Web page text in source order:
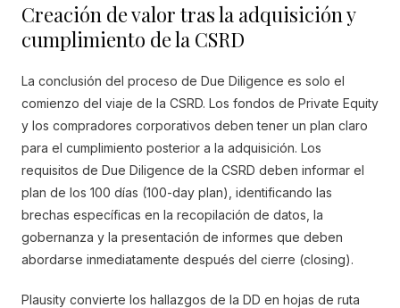
Creación de valor tras la adquisición y
cumplimiento de la CSRD
La conclusión del proceso de Due Diligence es solo el
comienzo del viaje de la CSRD. Los fondos de Private Equity
y los compradores corporativos deben tener un plan claro
para el cumplimiento posterior a la adquisición. Los
requisitos de Due Diligence de la CSRD deben informar el
plan de los 100 días (100-day plan), identificando las
brechas específicas en la recopilación de datos, la
gobernanza y la presentación de informes que deben
abordarse inmediatamente después del cierre (closing).
Plausity convierte los hallazgos de la DD en hojas de ruta